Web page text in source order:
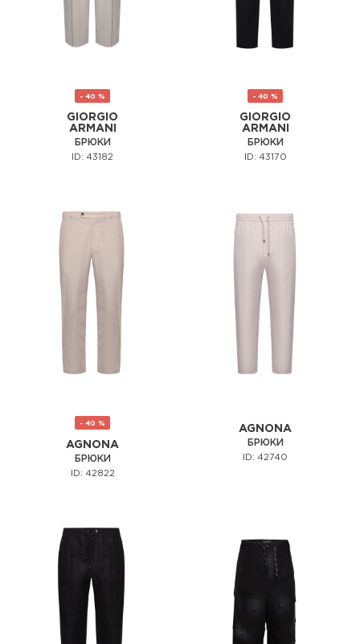
- 40 %
GIORGIO
ARMANI
БРЮКИ
ID: 43182
- 40 %
GIORGIO
ARMANI
БРЮКИ
ID: 43170
- 40 %
AGNONA
БРЮКИ
ID: 42822
AGNONA
БРЮКИ
ID: 42740